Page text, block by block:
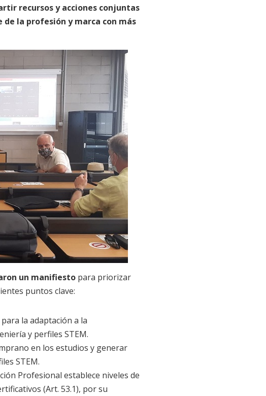
recursos y acciones conjuntas
de la profesión y marca con más
un manifiesto para priorizar
puntos clave:
la adaptación a la
y perfiles STEM.
en los estudios y generar
STEM.
Profesional establece niveles de
(Art. 53.1), por su